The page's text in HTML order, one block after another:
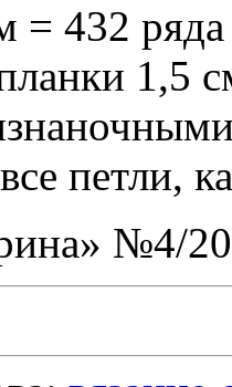
= 432 ряда
1,5
петли,
№4/